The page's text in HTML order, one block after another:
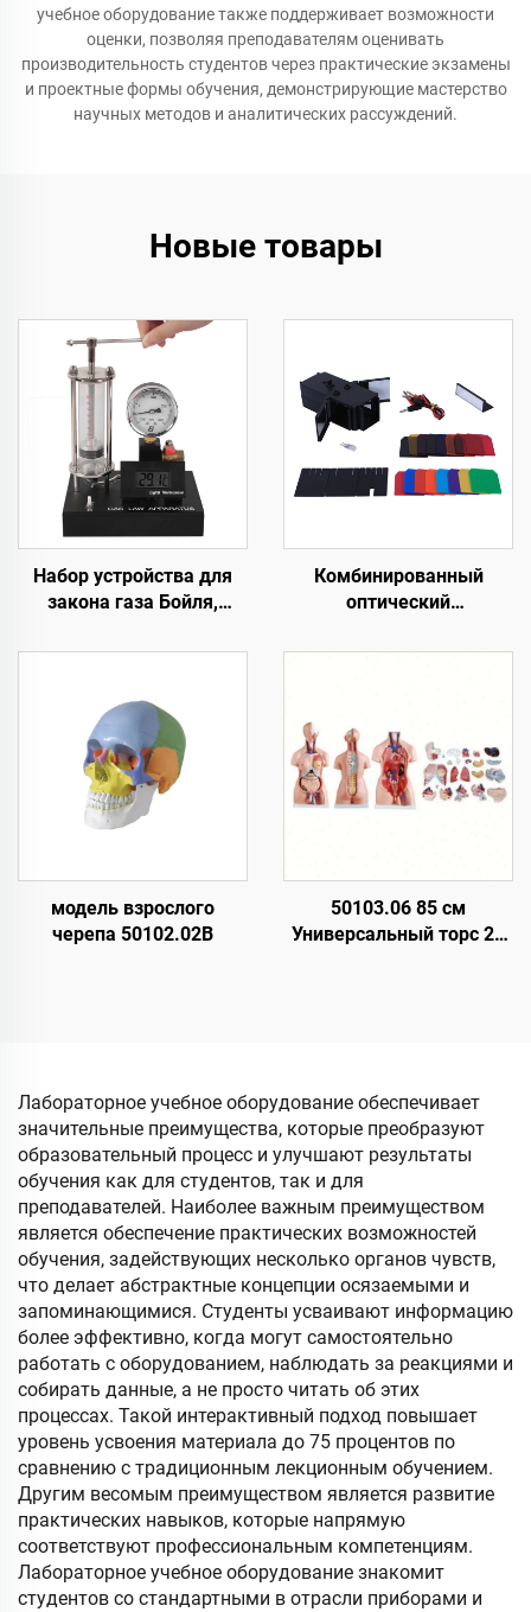
учебное оборудование также поддерживает возможности
оценки, позволяя преподавателям оценивать
производительность студентов через практические экзамены
и проектные формы обучения, демонстрирующие мастерство
научных методов и аналитических рассуждений.
Новые товары
Набор устройства для
закона газа Бойля,
студентов, лабораторное
материалах с
измерением
температуры
Комбинированный
оптический
школьного
оптической серии
модель взрослого
черепа 50102.02B
50103.06 85 см
Универсальный торс 23
Лабораторное учебное оборудование обеспечивает
значительные преимущества, которые преобразуют
образовательный процесс и улучшают результаты
обучения как для студентов, так и для
преподавателей. Наиболее важным преимуществом
является обеспечение практических возможностей
обучения, задействующих несколько органов чувств,
что делает абстрактные концепции осязаемыми и
запоминающимися. Студенты усваивают информацию
более эффективно, когда могут самостоятельно
работать с оборудованием, наблюдать за реакциями и
собирать данные, а не просто читать об этих
процессах. Такой интерактивный подход повышает
уровень усвоения материала до 75 процентов по
сравнению с традиционным лекционным обучением.
Другим весомым преимуществом является развитие
практических навыков, которые напрямую
соответствуют профессиональным компетенциям.
Лабораторное учебное оборудование знакомит
студентов со стандартными в отрасли приборами и